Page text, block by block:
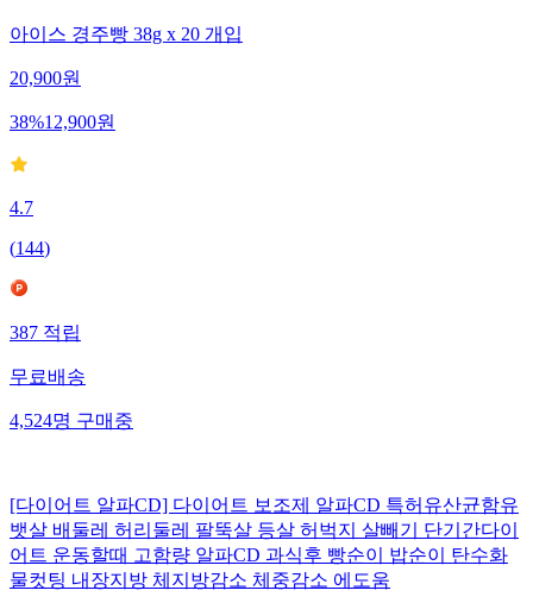
아이스 경주빵 38g x 20 개입
20,900원
38%12,900원
4.7
(144)
387적립
무료배송
4,524명구매중
[다이어트 알파CD] 다이어트 보조제 알파CD 특허유산균함유
뱃살 배둘레 허리둘레 팔뚝살 등살 허벅지 살빼기 단기간다이
어트 운동할때 고함량 알파CD 과식후 빵순이 밥순이 탄수화
물컷팅 내장지방 체지방감소 체중감소 에도움